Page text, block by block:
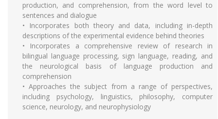
production, and comprehension, from the word level to
sentences and dialogue
• Incorporates both theory and data, including in-depth
descriptions of the experimental evidence behind theories
• Incorporates a comprehensive review of research in
bilingual language processing, sign language, reading, and
the neurological basis of language production and
comprehension
• Approaches the subject from a range of perspectives,
including psychology, linguistics, philosophy, computer
science, neurology, and neurophysiology